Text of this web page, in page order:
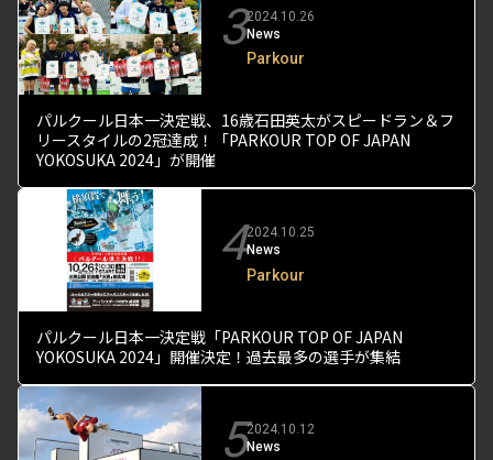
32024.10.26
News
Parkour
パルクール日本一決定戦、16歳石田英太がスピードラン＆フ
リースタイルの2冠達成！「PARKOUR TOP OF JAPAN
YOKOSUKA 2024」が開催
42024.10.25
News
Parkour
パルクール日本一決定戦「PARKOUR TOP OF JAPAN
YOKOSUKA 2024」開催決定！過去最多の選手が集結
52024.10.12
News